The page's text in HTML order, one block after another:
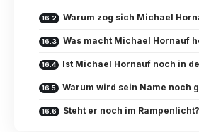
Warum zog sich Michael
Was macht Michael Hornauf
Ist Michael Hornauf noch in
Warum wird sein Name noch
Steht er noch im Rampenlicht?